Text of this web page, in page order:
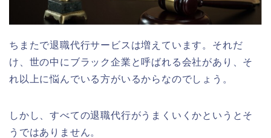
ちまたで退職代行サービスは増えています。それだ
け、世の中にブラック企業と呼ばれる会社があり、そ
れ以上に悩んでいる方がいるからなのでしょう。
しかし、すべての退職代行がうまくいくかというとそ
うではありません。